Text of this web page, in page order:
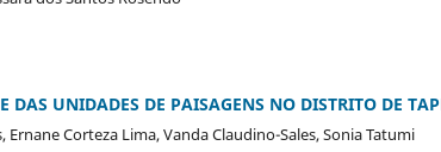
DAS UNIDADES DE PAISAGENS NO DISTRITO DE
Ernane Corteza Lima, Vanda Claudino-Sales, Sonia Tatumi